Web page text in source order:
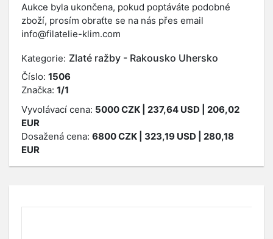
Aukce byla ukončena, pokud poptáváte podobné
zboží, prosím obraťte se na nás přes email
info@filatelie-klim.com
Kategorie: Zlaté ražby - Rakousko Uhersko
Číslo: 1506
Značka: 1/1
Vyvolávací cena: 5000CZK | 237,64 USD | 206,02
EUR
Dosažená cena: 6800CZK | 323,19 USD | 280,18
EUR